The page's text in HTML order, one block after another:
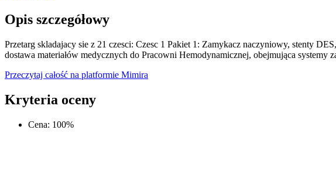
Opis szczegółowy
Przetarg skladajacy sie z 21 czesci: Czesc 1 Pakiet 1: Zamykacz naczyniowy, stenty
dostawa materiałów medycznych do Pracowni Hemodynamicznej, obejmująca systemy
Przeczytaj całość na platformie Mimira
Kryteria oceny
Cena: 100%